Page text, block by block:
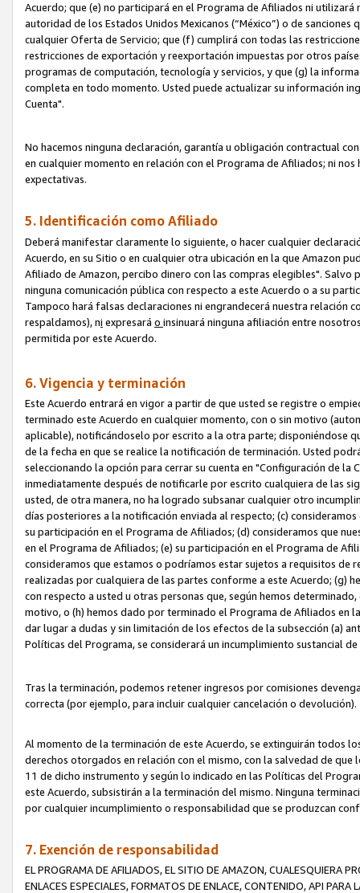
Acuerdo; que (e) no participará en el Programa de Afiliados ni
autoridad de los Estados Unidos Mexicanos (“México”) o de
cualquier Oferta de Servicio; que (f) cumplirá con todas las
restricciones de exportación y reexportación impuestas por otros
programas de computación, tecnología y servicios, y que (g) la
completa en todo momento. Usted puede actualizar su información
Cuenta".
No hacemos ninguna declaración, garantía u obligación contractual
en cualquier momento en relación con el Programa de Afiliados; ni
expectativas.
5. Identificación como Afiliado
Deberá manifestar claramente lo siguiente, o hacer cualquier
Acuerdo, en su Sitio o en cualquier otra ubicación en la que Amazon
Afiliado de Amazon, percibo dinero con las compras elegibles". Salvo
ninguna comunicación pública con respecto a este Acuerdo o a su
Tampoco hará falsas declaraciones ni engrandecerá nuestra relación
respaldamos), ni expresará o insinuará ninguna afiliación entre
permitida por este Acuerdo.
6. Vigencia y terminación
Este Acuerdo entrará en vigor a partir de que usted se registre o
terminado este Acuerdo en cualquier momento, con o sin motivo
aplicable), notificándoselo por escrito a la otra parte; disponiéndose
de la fecha en que se realice la notificación de terminación. Usted
seleccionando la opción para cerrar su cuenta en "Configuración de
inmediatamente después de notificarle por escrito cualquiera de las
usted, de otra manera, no ha logrado subsanar cualquier otro
días posteriores a la notificación enviada al respecto; (c)
su participación en el Programa de Afiliados; (d) consideramos que
en el Programa de Afiliados; (e) su participación en el Programa de
consideramos que estamos o podríamos estar sujetos a requisitos de
realizadas por cualquiera de las partes conforme a este Acuerdo; (g)
con respecto a usted u otras personas que, según hemos
motivo, o (h) hemos dado por terminado el Programa de Afiliados en
dar lugar a dudas y sin limitación de los efectos de la subsección (a)
Políticas del Programa, se considerará un incumplimiento sustancial
Tras la terminación, podemos retener ingresos por comisiones
correcta (por ejemplo, para incluir cualquier cancelación o devolución).
Al momento de la terminación de este Acuerdo, se extinguirán todos
derechos otorgados en relación con el mismo, con la salvedad de
11 de dicho instrumento y según lo indicado en las Políticas del
este Acuerdo, subsistirán a la terminación del mismo. Ninguna
por cualquier incumplimiento o responsabilidad que se produzcan
7. Exención de responsabilidad
EL PROGRAMA DE AFILIADOS, EL SITIO DE AMAZON, CUALESQUIERA
ENLACES ESPECIALES, FORMATOS DE ENLACE, CONTENIDO, API